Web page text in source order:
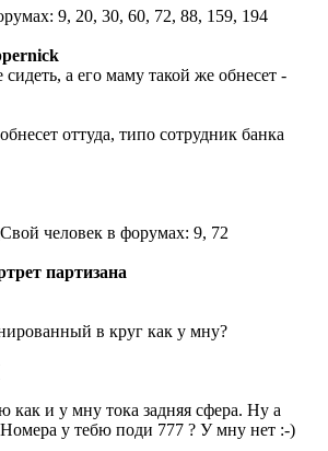
а его маму такой же обнесет -
оттуда, типо сотрудник банка
партизана
в круг как у мну?
как и у мну тока задняя сфера. Ну а
Номера у тебю поди 777 ? У мну нет :-)